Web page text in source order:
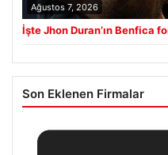
Ağustos 7, 2026
İşte Jhon Duran’ın Benfica
Son Eklenen Firmalar